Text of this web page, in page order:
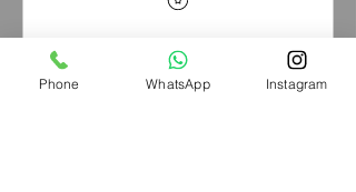
Ödüller Kazanın
Phone WhatsApp Instagram